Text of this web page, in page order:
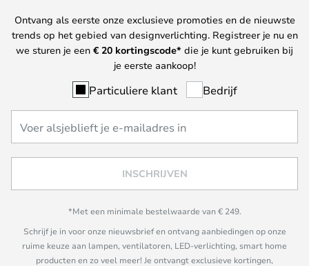
Ontvang als eerste onze exclusieve promoties en de nieuwste
trends op het gebied van designverlichting. Registreer je nu en
we sturen je een € 20 kortingscode* die je kunt gebruiken bij
je eerste aankoop!
Particuliere klant Bedrijf
INSCHRIJVEN
*Met een minimale bestelwaarde van € 249.
Schrijf je in voor onze nieuwsbrief en ontvang aanbiedingen op onze
ruime keuze aan lampen, ventilatoren, LED-verlichting, smart home
producten en zo veel meer! Je ontvangt exclusieve kortingen,